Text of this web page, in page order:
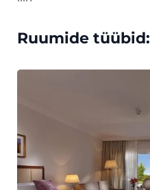
Ruumide tüübid: